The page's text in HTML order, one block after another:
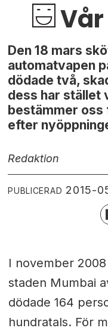
Vår
Den 18 mars
automatvapen
dödade två,
dess har stället
bestämmer
efter
Redaktion
PUBLICERAD 2015-
I november
staden Mumbai
dödade 164
hundratals. För